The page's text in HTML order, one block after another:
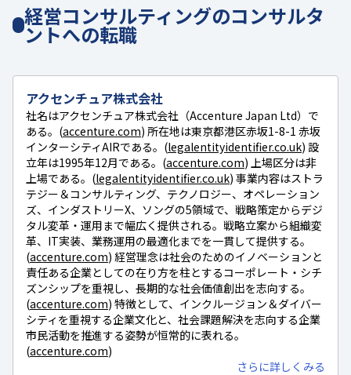
経営コンサルティングのコンサルタ
ントへの転職
アクセンチュア株式会社
社名はアクセンチュア株式会社（Accenture Japan Ltd）で
ある。(accenture.com) 所在地は東京都港区赤坂1-8-1 赤坂
インターシティAIRである。(legalentityidentifier.co.uk) 設
立年は1995年12月である。(accenture.com) 上場区分は非
上場である。(legalentityidentifier.co.uk) 事業内容はストラ
テジー＆コンサルティング、テクノロジー、オペレーション
ズ、インダストリーX、ソングの5領域で、戦略策定からデジ
タル変革・運用まで幅広く提供される。戦略立案から組織変
革、IT実装、業務運用の最適化までを一貫して提供する。
(accenture.com) 経営理念は社会のためのイノベーションと
責任ある企業としての在り方を柱とするコーポレート・シチ
ズンシップを重視し、長期的な社会価値創出を志向する。
(accenture.com) 特徴として、インクルージョン＆ダイバー
シティを重視する企業文化と、社会課題解決を志向する企業
市民活動を推進する姿勢が恒常的に表れる。
(accenture.com)
さらに詳しくみる